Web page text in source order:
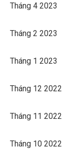
Tháng 4 2023
Tháng 2 2023
Tháng 1 2023
Tháng 12 2022
Tháng 11 2022
Tháng 10 2022